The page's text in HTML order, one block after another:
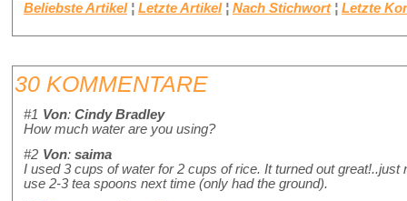
Beliebste Artikel ¦ Letzte Artikel ¦ Nach Stichwort ¦ Letzte
30 KOMMENTARE
#1 Von: Cindy Bradley
How much water are you using?
#2 Von: saima
I used 3 cups of water for 2 cups of rice. It turned out great!..just
use 2-3 tea spoons next time (only had the ground).